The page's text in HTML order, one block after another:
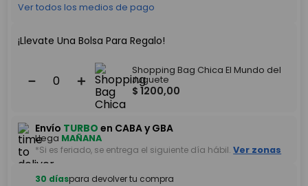
Ver todos los medios de pago
¡Llevate Una Bolsa Para Regalo!
＋
－
Shopping Bag Chica El Mundo del
Juguete
$ 1200,00
Envío TURBO en CABA y GBA
Llega MAÑANA
*Si es feriado, se entrega el siguiente día hábil. Ver zonas
30 díaspara devolver tu compra